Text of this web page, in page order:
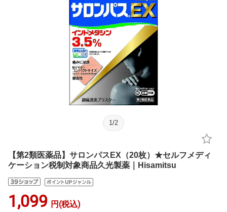
1 /2
【第2類医薬品】サロンパスEX（20枚）★セルフメディ
ケーション税制対象商品久光製薬｜Hisamitsu
1,099 円(税込)